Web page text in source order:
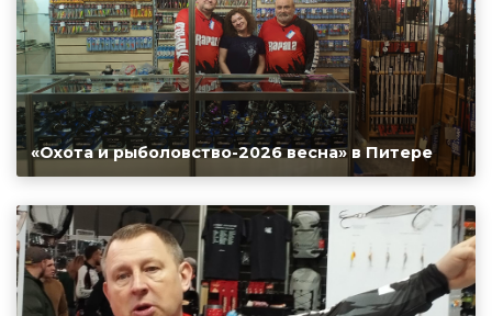
«Охота и рыболовство-2026 весна» в Питере